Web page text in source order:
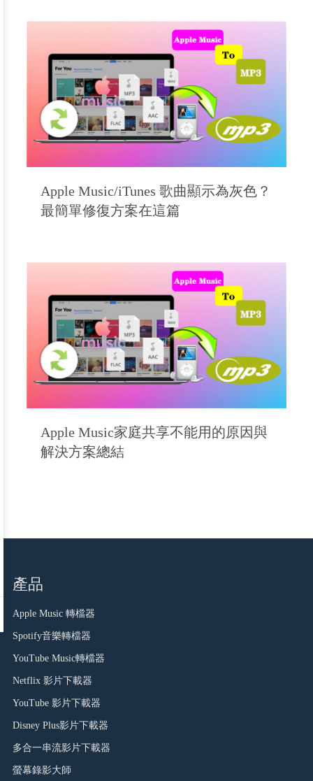
Apple Music/iTunes 歌曲顯示為灰色？
最簡單修復方案在這篇
Apple Music家庭共享不能用的原因與
解決方案總結
產品
Apple Music 轉檔器
Spotify音樂轉檔器
YouTube Music轉檔器
Netflix 影片下載器
YouTube 影片下載器
Disney Plus影片下載器
多合一串流影片下載器
螢幕錄影大師